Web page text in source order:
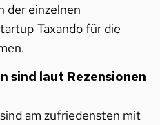
der einzelnen
Taxando für die
sind laut Rezensionen
am zufriedensten mit